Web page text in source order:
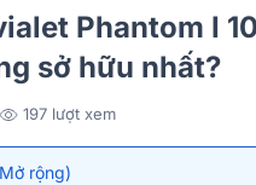
Phantom I
sở hữu nhất?
197 lượt xem
rộng)